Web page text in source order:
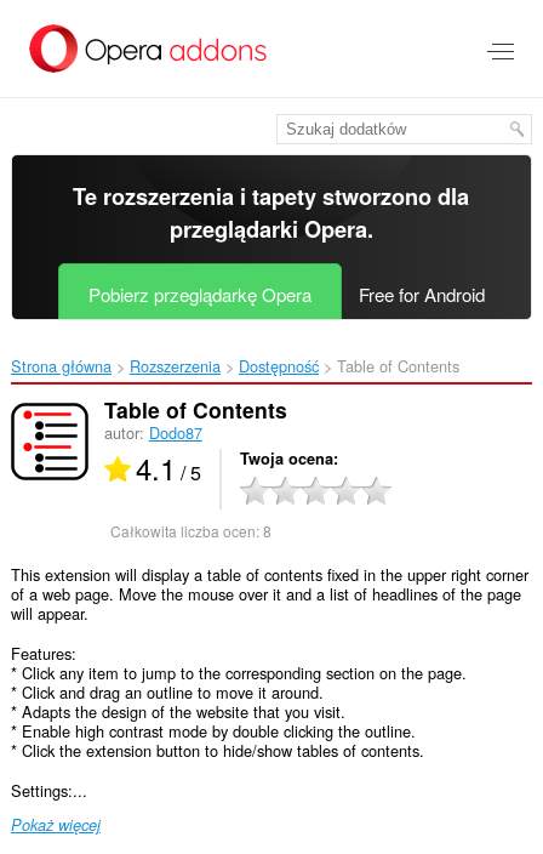
treści
Te rozszerzenia i tapety stworzono dla
przeglądarki Opera.
Pobierz przeglądarkę Opera Free for Android
Strona główna Rozszerzenia Dostępność Table of Contents‎
Table of Contents
autor: Dodo87
4.1 / 5 Twoja ocena
Całkowita liczba ocen:8
This extension will display a table of contents fixed in the upper right corner
of a web page. Move the mouse over it and a list of headlines of the page
will appear.
Features:
* Click any item to jump to the corresponding section on the page.
* Click and drag an outline to move it around.
* Adapts the design of the website that you visit.
* Enable high contrast mode by double clicking the outline.
* Click the extension button to hide/show tables of contents.
Settings:...
Pokaż więcej